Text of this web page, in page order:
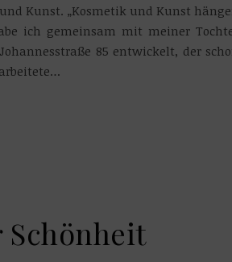
Kunst. „Kosmetik und Kunst
ich gemeinsam mit meiner
85 entwickelt, der
Schönheit